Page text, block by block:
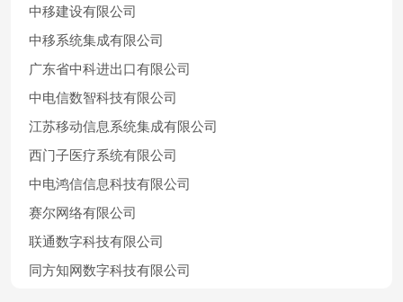
中移建设有限公司
中移系统集成有限公司
广东省中科进出口有限公司
中电信数智科技有限公司
江苏移动信息系统集成有限公司
西门子医疗系统有限公司
中电鸿信信息科技有限公司
赛尔网络有限公司
联通数字科技有限公司
同方知网数字科技有限公司